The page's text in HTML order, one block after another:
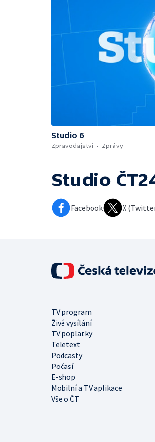
Studio 6
Zpravodajství
Zprávy
Studio
Facebook X
TV program
Živé vysílání
TV poplatky
Teletext
Podcasty
Počasí
E-shop
Mobilní a TV aplikace
Vše o ČT